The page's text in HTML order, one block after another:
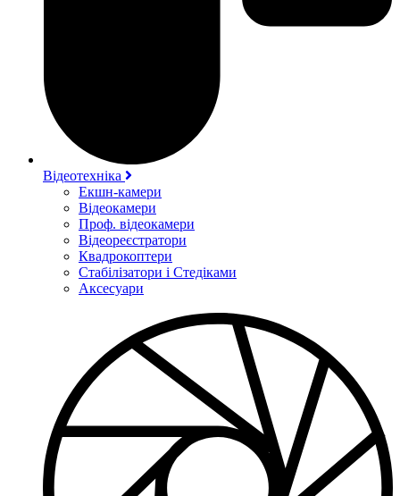
Відеотехніка
Екшн-камери
Відеокамери
Проф. відеокамери
Відеореєстратори
Квадрокоптери
Стабілізатори і Стедіками
Аксесуари